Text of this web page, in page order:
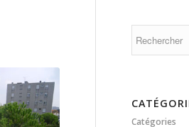
Catégories